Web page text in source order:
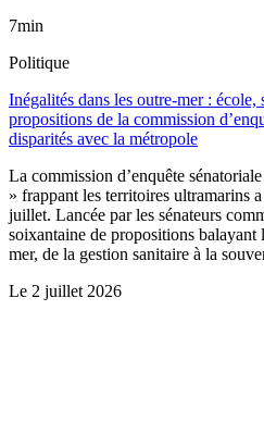
7min
Politique
Inégalités dans les outre-mer :
propositions de la commission
disparités avec la métropole
La commission d’enquête
» frappant les territoires ultramarins
juillet. Lancée par les sénateurs
soixantaine de propositions
mer, de la gestion sanitaire à la
Le 2 juillet 2026